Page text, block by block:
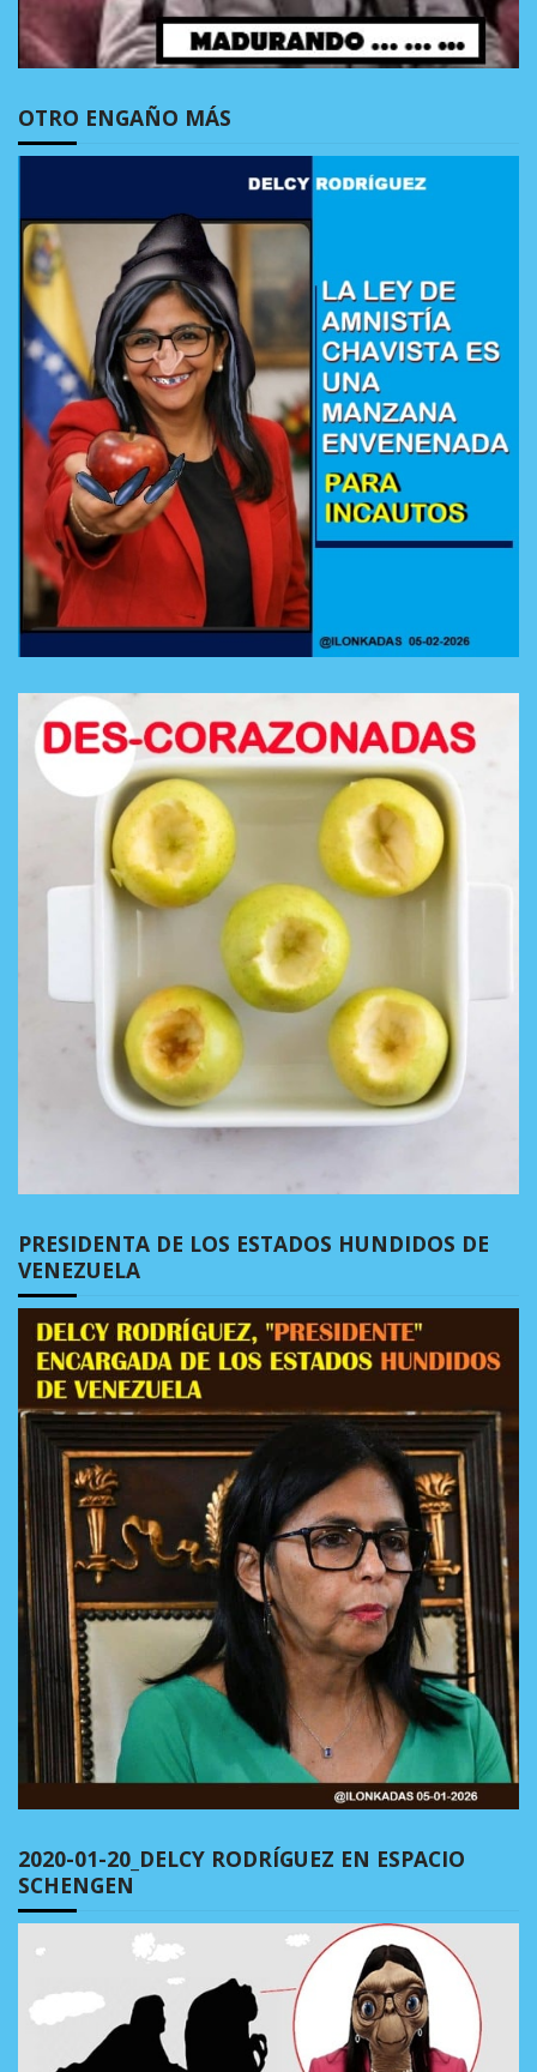
OTRO ENGAÑO MÁS
PRESIDENTA DE LOS ESTADOS HUNDIDOS DE
VENEZUELA
2020-01-20_DELCY RODRÍGUEZ EN ESPACIO
SCHENGEN